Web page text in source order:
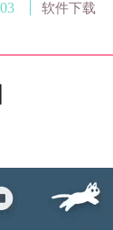
软件下载